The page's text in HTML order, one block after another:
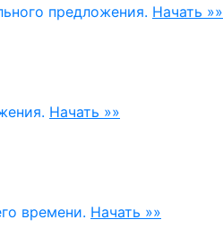
предложения. Начать »»
Начать »»
времени. Начать »»